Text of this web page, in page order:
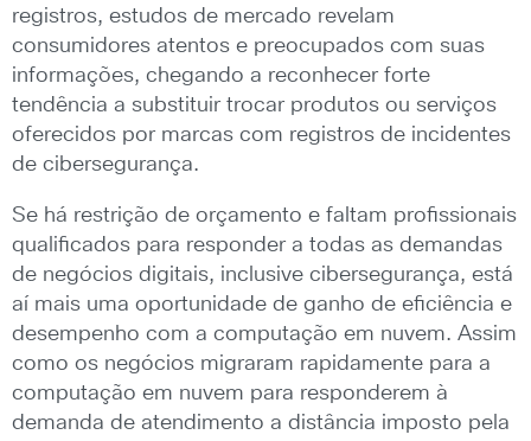
registros, estudos de mercado revelam
consumidores atentos e preocupados com suas
informações, chegando a reconhecer forte
tendência a substituir trocar produtos ou serviços
oferecidos por marcas com registros de incidentes
de cibersegurança.
Se há restrição de orçamento e faltam profissionais
qualificados para responder a todas as demandas
de negócios digitais, inclusive cibersegurança, está
aí mais uma oportunidade de ganho de eficiência e
desempenho com a computação em nuvem. Assim
como os negócios migraram rapidamente para a
computação em nuvem para responderem à
demanda de atendimento a distância imposto pela